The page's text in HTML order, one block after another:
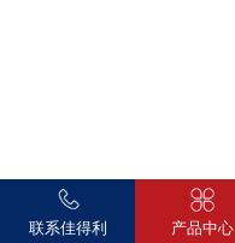
联系佳得利 产品中心